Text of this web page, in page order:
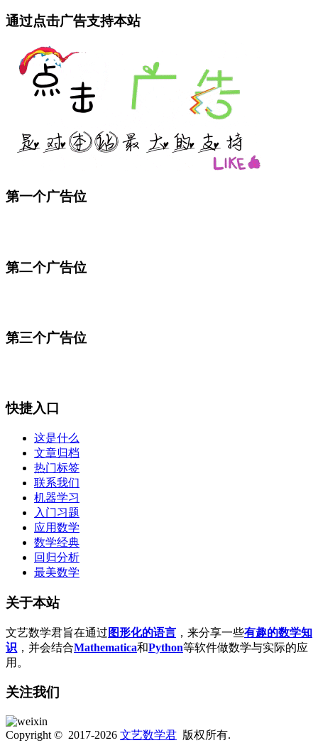
通过点击广告支持本站
第一个广告位
第二个广告位
第三个广告位
快捷入口
这是什么
文章归档
热门标签
联系我们
机器学习
入门习题
应用数学
数学经典
回归分析
最美数学
关于本站
文艺数学君旨在通过 图形化的语言 ，来分享一些有趣的数学知
识 ，并会结合Mathematica和Python等软件做数学与实际的应
用。
关注我们
Copyright © 2017-2026 文艺数学君 版权所有.